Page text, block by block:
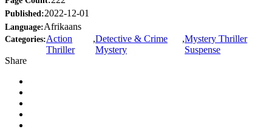
Published:2022-12-01
Language:Afrikaans
Categories:Action
Thriller
,Detective & Crime
Mystery
,Mystery Thriller
Suspense
Share